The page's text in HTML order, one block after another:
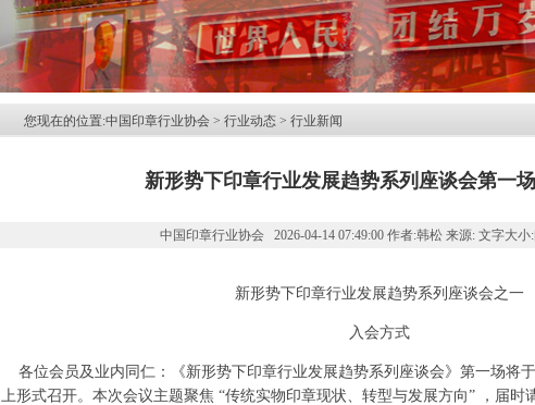
您现在的位置:中国印章行业协会 > 行业动态 > 行业新闻
新形势下印章行业发展趋势系列座谈会第一
中国印章行业协会 2026-04-14 07:49:00 作者:韩松 来源: 文字大小
新形势下印章行业发展趋势系列座谈会之一
入会方式
各位会员及业内同仁：《新形势下印章行业发展趋势系列座谈会》第一场将
上形式召开。本次会议主题聚焦 “传统实物印章现状、转型与发展方向” ，届时